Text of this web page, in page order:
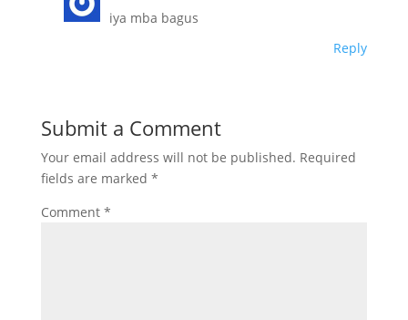
iya mba bagus
Reply
Submit a Comment
Your email address will not be published. Required
fields are marked *
Comment *